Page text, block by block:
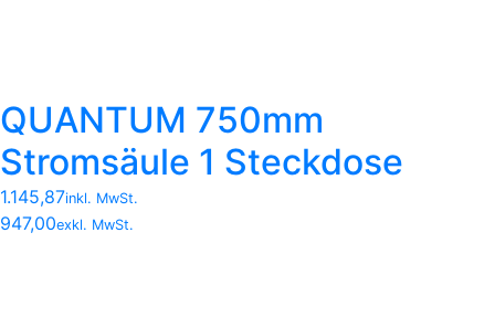
QUANTUM 750mm
Stromsäule 1 Steckdose
1.145,87inkl. MwSt.
947,00exkl. MwSt.